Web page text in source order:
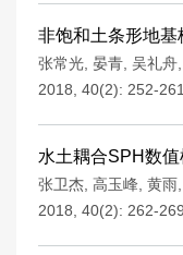
非饱和土条形地
张常光 晏青 吴礼舟
2018, 40(2): 252-261.
水土耦合SPH数
张卫杰 高玉峰 黄雨
2018, 40(2): 262-269.